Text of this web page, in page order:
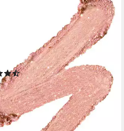
COLOR TATTOO
EYE STIX, All-in-One-
Eyeliner und
(23)
€
€/ 1 kg)
- in 1-2 Werktagen bei dir
+5